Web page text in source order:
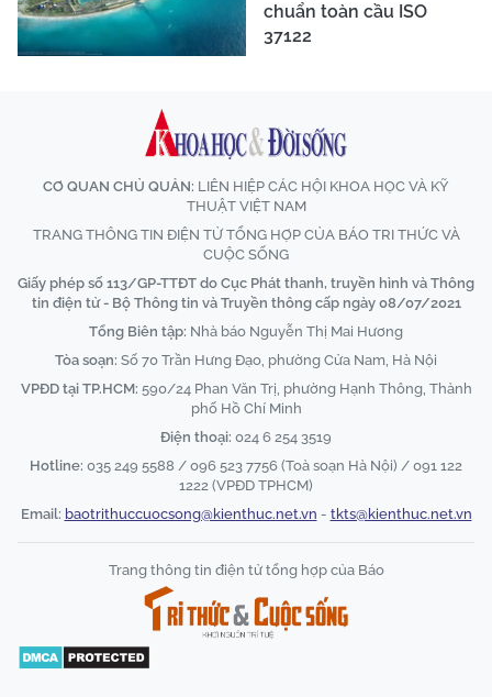
chuẩn toàn cầu ISO
37122
CƠ QUAN CHỦ QUẢN: LIÊN HIỆP CÁC HỘI KHOA HỌC VÀ KỸ
THUẬT VIỆT NAM
TRANG THÔNG TIN ĐIỆN TỬ TỔNG HỢP CỦA BÁO TRI THỨC VÀ
CUỘC SỐNG
Giấy phép số 113/GP-TTĐT do Cục Phát thanh, truyền hình và Thông
tin điện tử - Bộ Thông tin và Truyền thông cấp ngày 08/07/2021
Tổng Biên tập: Nhà báo Nguyễn Thị Mai Hương
Tòa soạn: Số 70 Trần Hưng Đạo, phường Cửa Nam, Hà Nội
VPĐD tại TP.HCM: 590/24 Phan Văn Trị, phường Hạnh Thông, Thành
phố Hồ Chí Minh
Điện thoại: 024 6 254 3519
Hotline: 035 249 5588 / 096 523 7756 (Toà soạn Hà Nội) / 091 122
1222 (VPĐD TPHCM)
Email: baotrithuccuocsong@kienthuc.net.vn - tkts@kienthuc.net.vn
Trang thông tin điện tử tổng hợp của Báo